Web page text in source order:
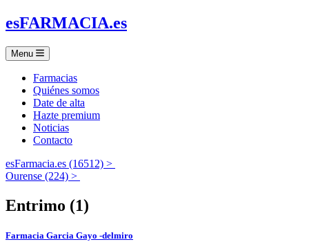
esFARMACIA.es
Menu
Farmacias
Quiénes somos
Date de alta
Hazte premium
Noticias
Contacto
esFarmacia.es (16512) >
Ourense (224) >
Entrimo (1)
Farmacia Garcia Gayo -delmiro